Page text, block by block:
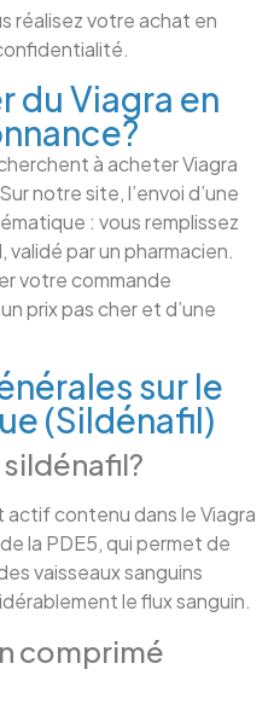
réalisez votre achat en
du Viagra en
à acheter Viagra
notre site, l’envoi d’une
: vous remplissez
par un pharmacien.
votre commande
prix pas cher et d’une
sur le
(Sildénafil)
actif contenu dans le Viagra
la PDE5, qui permet de
vaisseaux sanguins
le flux sanguin.
comprimé